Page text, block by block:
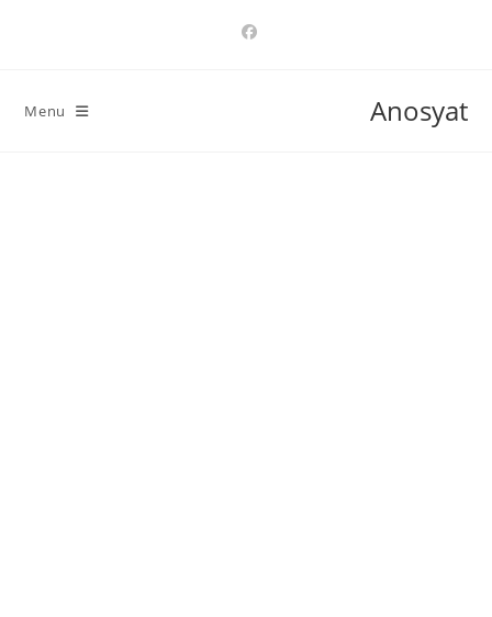
Anosyat
Menu